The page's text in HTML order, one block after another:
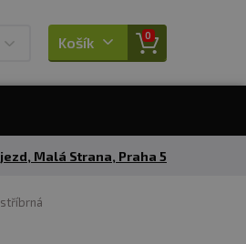
Košík 0
Malá Strana, Praha 5